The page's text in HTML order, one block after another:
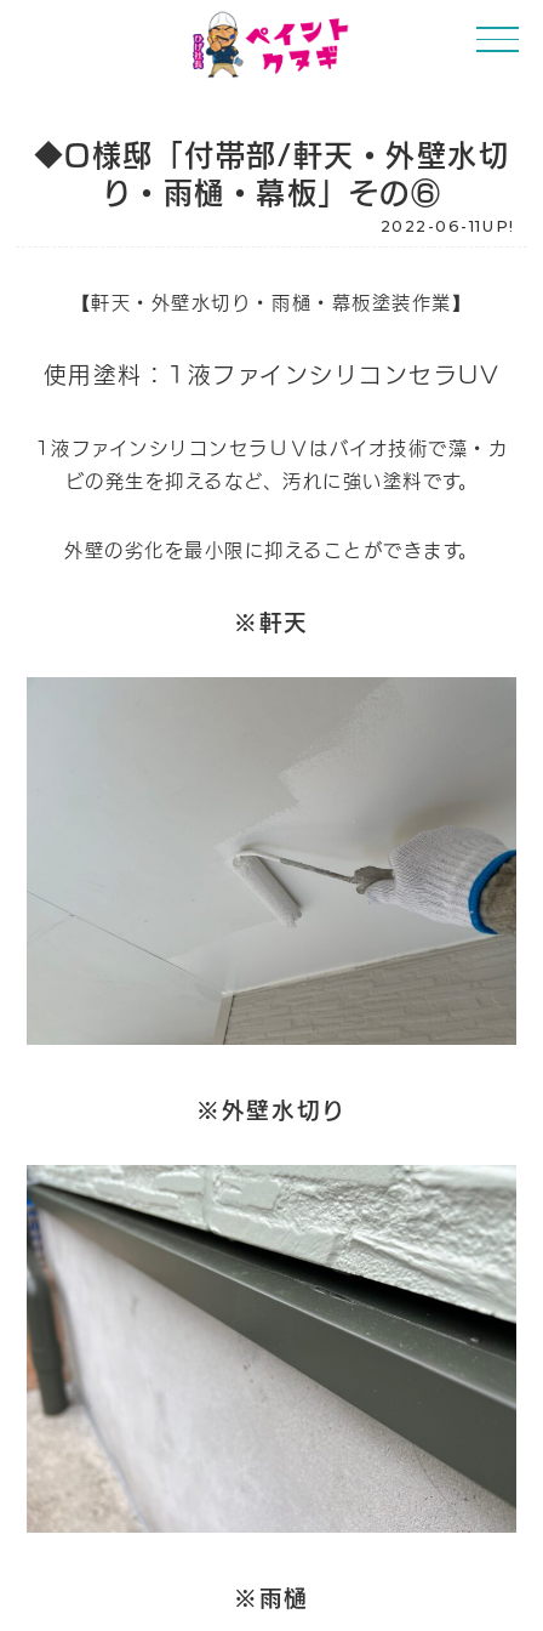
◆O様邸「付帯部/軒天・外壁水切
り・雨樋・幕板」その⑥
2022-06-11UP!
【軒天・外壁水切り・雨樋・幕板塗装作業】
使用塗料：1液ファインシリコンセラUV
1液ファインシリコンセラＵⅤはバイオ技術で藻・カ
ビの発生を抑えるなど、汚れに強い塗料です。
外壁の劣化を最小限に抑えることができます。
※軒天
※外壁水切り
※雨樋